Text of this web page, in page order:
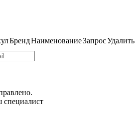
БрендНаименованиеЗапросУдалить